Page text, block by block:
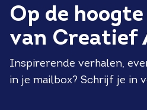
Op de
van Creatief
Inspirerende verhalen,
in je mailbox? Schrijf je in